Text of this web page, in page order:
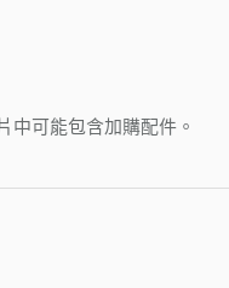
中可能包含加購配件。